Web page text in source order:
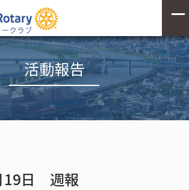
活動報告
19日 週報